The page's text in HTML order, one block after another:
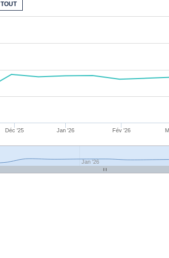
TOUT
Déc '25 Jan '26 Fév '26
Jan '26